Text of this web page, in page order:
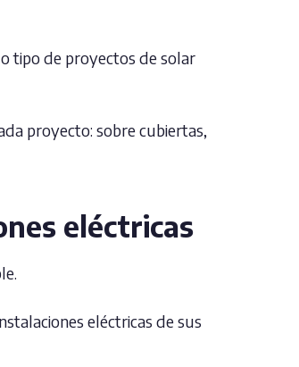
tipo de proyectos de solar
proyecto: sobre cubiertas,
eléctricas
eléctricas de sus